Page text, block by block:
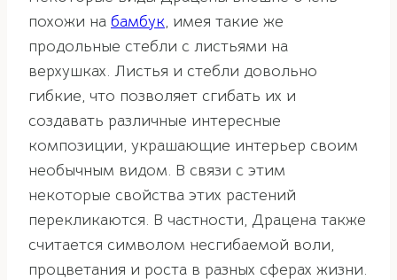
похожи на бамбук, имея такие же
продольные стебли с листьями на
верхушках. Листья и стебли довольно
гибкие, что позволяет сгибать их и
создавать различные интересные
композиции, украшающие интерьер своим
необычным видом. В связи с этим
некоторые свойства этих растений
перекликаются. В частности, Драцена также
считается символом несгибаемой воли,
процветания и роста в разных сферах жизни.